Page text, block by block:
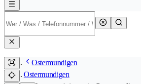
Ostermundigen
Ostermundigen